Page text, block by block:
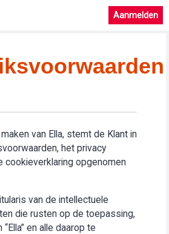
Aanmelden
van Ella, stemt de Klant in
het privacy
cookieverklaring opgenomen
van de intellectuele
die rusten op de toepassing,
en alle daarop te